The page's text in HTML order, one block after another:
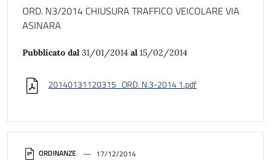
ORDINANZE 17/12/2014
ORD. N3/2014 CHIUSURA TRAFFICO VEICOLARE VIA
ASINARA
Pubblicato dal 31/01/2014 al 15/02/2014
20140131120315_ORD. N.3-2014 1.pdf